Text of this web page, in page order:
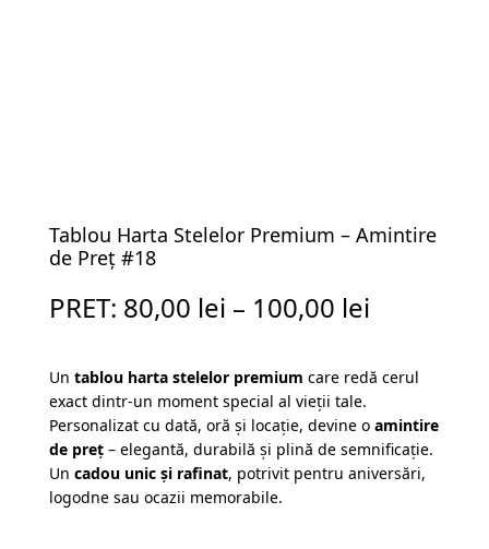
Tablou Harta Stelelor Premium – Amintire
de Preț #18
PRET: 80,00 lei – 100,00 lei
Un tablou harta stelelor premium care redă cerul
exact dintr-un moment special al vieții tale.
Personalizat cu dată, oră și locație, devine o amintire
de preț– elegantă, durabilă și plină de semnificație.
Un cadou unic și rafinat, potrivit pentru aniversări,
logodne sau ocazii memorabile.